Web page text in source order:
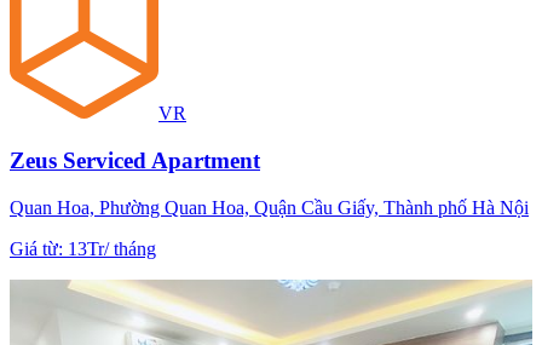
VR
Zeus Serviced Apartment
Quan Hoa, Phường Quan Hoa, Quận Cầu Giấy, Thành phố Hà Nội
Giá từ: 13Tr/tháng